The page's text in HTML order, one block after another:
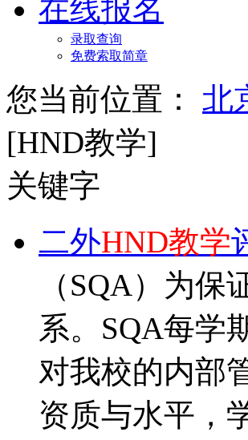
在线报名
录取查询
免费索取简章
您当前位置： 北
[HND教学]
关键字
二外HND教学
（SQA）为
系。SQA每学
对我校的内部
资质与水平，